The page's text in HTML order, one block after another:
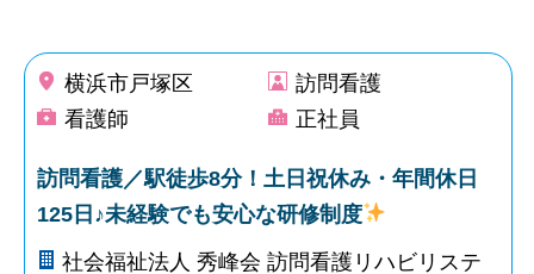
横浜市戸塚区
訪問看護
看護師
正社員
訪問看護／駅徒歩8分！土日祝休み・年間休日
125日♪未経験でも安心な研修制度
社会福祉法人 秀峰会 訪問看護リハビリステ